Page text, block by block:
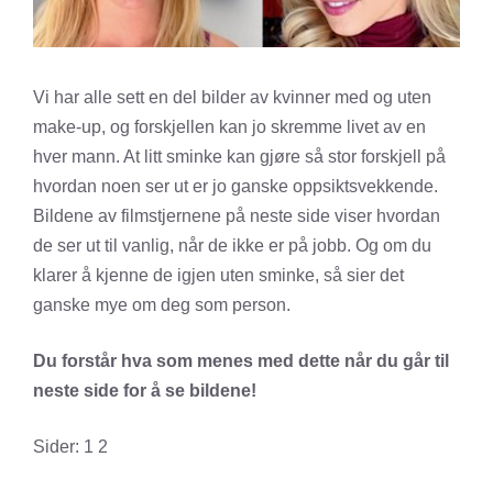
Vi har alle sett en del bilder av kvinner med og uten
make-up, og forskjellen kan jo skremme livet av en
hver mann. At litt sminke kan gjøre så stor forskjell på
hvordan noen ser ut er jo ganske oppsiktsvekkende.
Bildene av filmstjernene på neste side viser hvordan
de ser ut til vanlig, når de ikke er på jobb. Og om du
klarer å kjenne de igjen uten sminke, så sier det
ganske mye om deg som person.
Du forstår hva som menes med dette når du går til
neste side for å se bildene!
Sider: 1 2